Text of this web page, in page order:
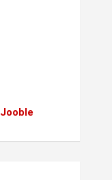
Jooble